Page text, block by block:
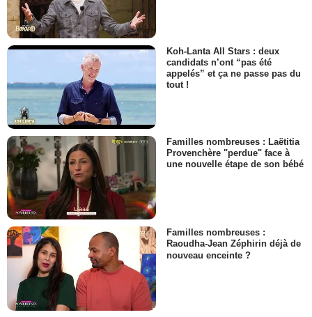
Koh-Lanta All Stars : deux
candidats n’ont “pas été
appelés” et ça ne passe pas du
tout !
Familles nombreuses : Laëtitia
Provenchère "perdue" face à
une nouvelle étape de son bébé
Familles nombreuses :
Raoudha-Jean Zéphirin déjà de
nouveau enceinte ?